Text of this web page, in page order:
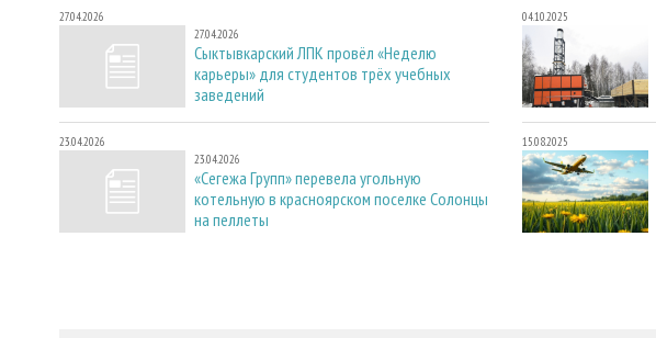
27.04.2026
27.04.2026
Сыктывкарский ЛПК провёл «Неделю
карьеры» для студентов трёх учебных
заведений
23.04.2026
23.04.2026
«Сегежа Групп» перевела угольную
котельную в красноярском поселке Солонцы
на пеллеты
04.10.2025
15.08.2025